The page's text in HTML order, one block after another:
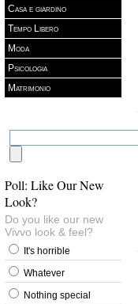
Casa e giardino
Tempo Libero
Moda
Psicologia
Matrimonio
Poll: Like Our New
Look?
Do you like our new
Vivvo look & feel?
It's horrible
Whatever
Nothing special